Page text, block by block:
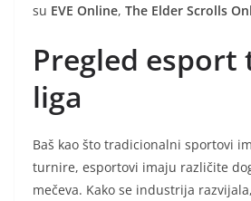
su EVE Online, The Elder Scrolls
Pregled
liga
Baš kao što tradicionalni sportovi
turnire, esportovi imaju različite
mečeva. Kako se industrija